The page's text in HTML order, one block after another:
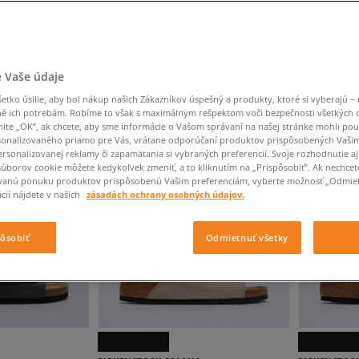
Havaianas
Klobúky
Confront
Empire
Čiapky
Rukavice
Champion
Eastpak
EMU Australia
Lacoste
Jordan 4
New Balance 530
New Balance 1906
Puma Speedcat
Puma Suede XL
Puma Palermo
Asics Gel-NYC Rugged
Starostlivosť o obuv
VÝSLEDKOV NA STRÁNKE 60 Z 200 VÝROBKOV
Vaše údaje
úsilie, aby bol nákup našich Zákazníkov úspešný a produkty, ktoré si vyberajú –
ich potrebám. Robíme to však s maximálnym rešpektom voči bezpečnosti všetkých
„OK”, ak chcete, aby sme informácie o Vašom správaní na našej stránke mohli
priamo pre Vás, vrátane odporúčaní produktov prispôsobených
reklamy či zapamätania si vybraných preferencií. Svoje rozhodnutie
cookie môžete kedykoľvek zmeniť, a to kliknutím na „Prispôsobiť”. Ak
ponuku produktov prispôsobenú Vašim preferenciám, vyberte možnosť
nájdete v našich zásadách ochrany osobných údajov.
Odmietnuť všetky